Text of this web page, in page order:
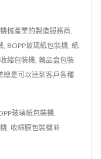
械產業的製造服務商.
BOPP玻璃紙包裝機, 紙
縮包裝機, 藥品盒包裝
總是可以達到客戶各種
玻璃紙包裝機
收縮膜包裝機並